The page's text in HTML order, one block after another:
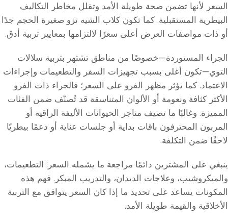
السعر لأنها تضمن صحة طويلة الأمد وتقلل مخاطر التكاليف
البيطرية المستقبلية. كما تكون كلاب الشيه تزو صغيرة الحجم جدًا
أو ذات مواصفات العرض أعلى سعرًا لالتزامها بمعايير تربية أدق.
الجراء المستوردة—خصوصًا من مناطق تشتهر بتربية سلالات
التوي—تكون أغلى بسبب تجهيزات السفر والتطعيمات وإجراءات
الاعتماد. كما يؤثر مظهر الفرو على السعر؛ فالجراء ذات الفرو
الأكثر كثافة ونعومة أو الألوان المتناسقة قد تُصنّف ضمن الفئات
المميزة. وغالبًا ما تضيف متاجر الحيوانات الأليفة الراقية أو
المربون المحترفون باقات بداية أو جلسات عناية أو دعمًا بيطريًا
لاحقًا ضمن التكلفة.
ينبغي على المشترين دائمًا مراجعة ما يشمله السعر: التطعيمات،
والميكروشيب، وعلاجات الديدان، والتدريب المبكر. فهم هذه
المكونات يساعد على تحديد ما إذا كان السعر يتوافق مع التربية
الأخلاقية والقيمة طويلة الأمد.